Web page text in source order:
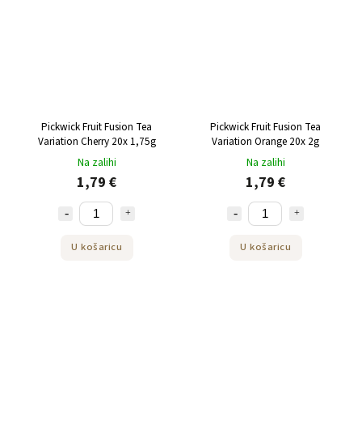
Pickwick Fruit Fusion Tea
Variation Cherry 20x 1,75g
Na zalihi
1,79 €
U košaricu
Pickwick Fruit Fusion Tea
Variation Orange 20x 2g
Na zalihi
1,79 €
U košaricu